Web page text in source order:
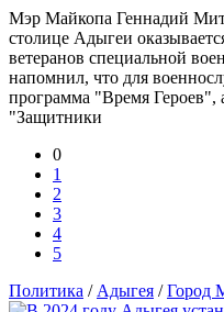
Мэр Майкопа Геннадий
столице Адыгеи
ветеранов специальной
напомнил, что для
программа "Время Героев",
"Защитники
0
1
2
3
4
5
Политика / Адыгея /Город